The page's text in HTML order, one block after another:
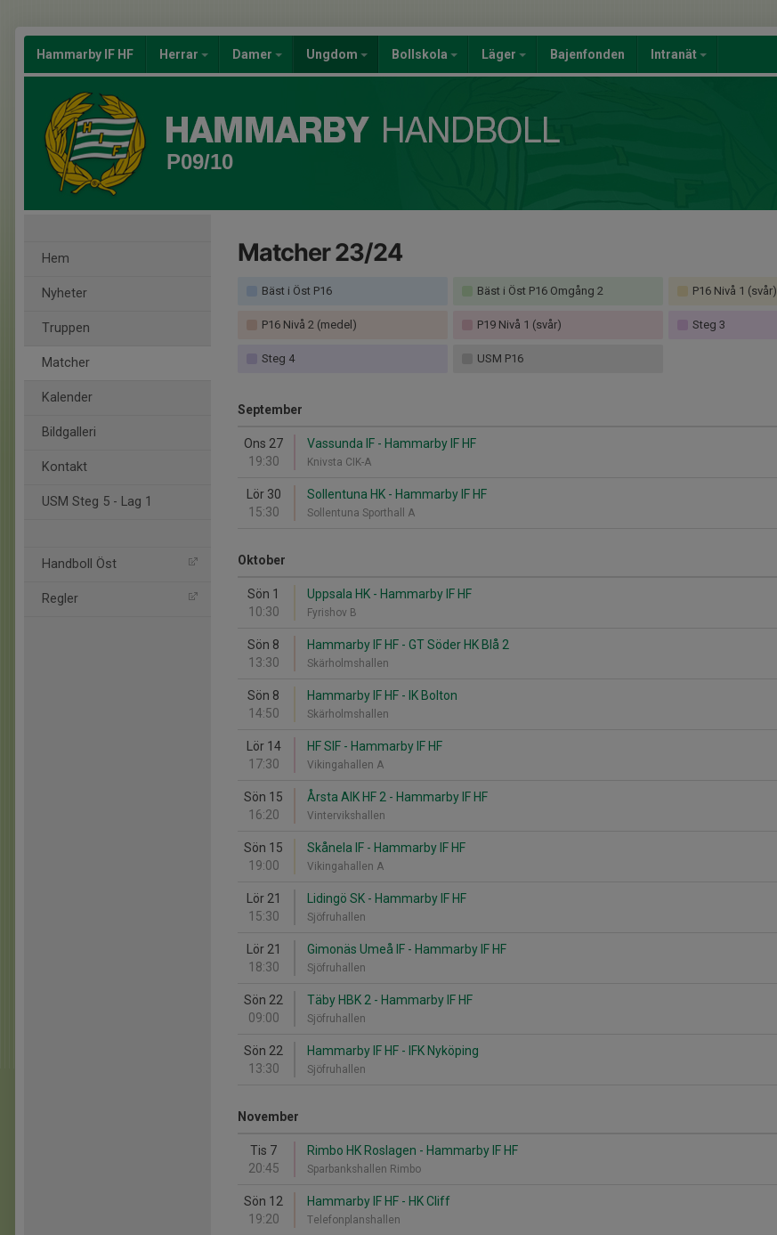
Hammarby IF HF Herrar Damer Ungdom Bollskola Läger Bajenfonden Intranät
P09/10
Hem
Nyheter
Truppen
Matcher
Kalender
Bildgalleri
Kontakt
USM Steg 5 - Lag 1
Handboll Öst
Regler
Matcher 23/24
Bäst i Öst P16 Bäst i Öst P16 Omgång 2 P16 Nivå 1 (svår)
P16 Nivå 2 (medel) P19 Nivå 1 (svår) Steg 3
Steg 4 USM P16
September
Ons 27
19:30
Vassunda IF - Hammarby IF HF
Knivsta CIK-A
Lör 30
15:30
Sollentuna HK - Hammarby IF HF
Sollentuna Sporthall A
Oktober
Sön 1
10:30
Uppsala HK - Hammarby IF HF
Fyrishov B
Sön 8
13:30
Hammarby IF HF - GT Söder HK Blå 2
Skärholmshallen
Sön 8
14:50
Hammarby IF HF - IK Bolton
Skärholmshallen
Lör 14
17:30
HF SIF - Hammarby IF HF
Vikingahallen A
Sön 15
16:20
Årsta AIK HF 2 - Hammarby IF HF
Vintervikshallen
Sön 15
19:00
Skånela IF - Hammarby IF HF
Vikingahallen A
Lör 21
15:30
Lidingö SK - Hammarby IF HF
Sjöfruhallen
Lör 21
18:30
Gimonäs Umeå IF - Hammarby IF HF
Sjöfruhallen
Sön 22
09:00
Täby HBK 2 - Hammarby IF HF
Sjöfruhallen
Sön 22
13:30
Hammarby IF HF - IFK Nyköping
Sjöfruhallen
November
Tis 7
20:45
Rimbo HK Roslagen - Hammarby IF HF
Sparbankshallen Rimbo
Sön 12
19:20
Hammarby IF HF - HK Cliff
Telefonplanshallen